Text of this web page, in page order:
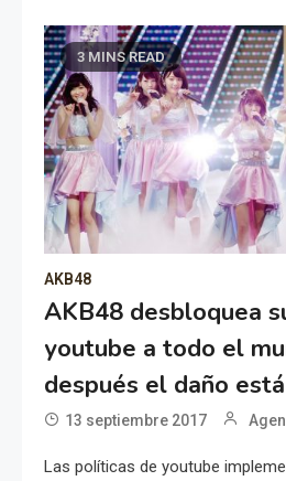
3 MINS READ
AKB48
AKB48 desbloquea
youtube a todo el
después el daño
13 septiembre 2017
Las políticas de youtube